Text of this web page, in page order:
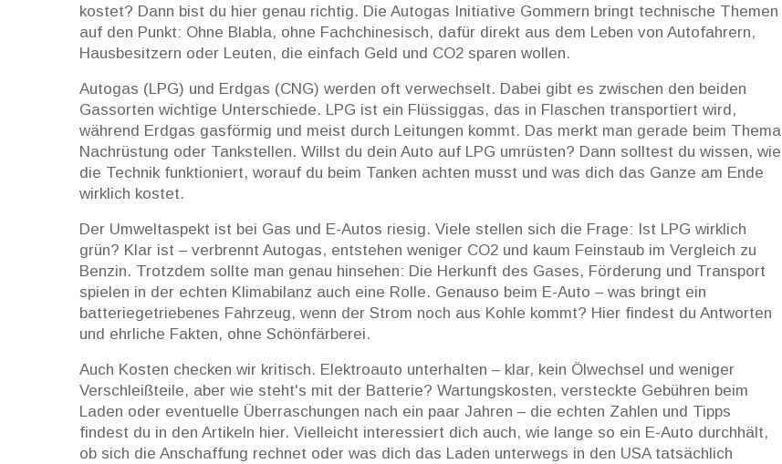
kostet? Dann bist du hier genau richtig. Die Autogas Initiative Gommern bringt technische Themen
auf den Punkt: Ohne Blabla, ohne Fachchinesisch, dafür direkt aus dem Leben von Autofahrern,
Hausbesitzern oder Leuten, die einfach Geld und CO2 sparen wollen.
Autogas (LPG) und Erdgas (CNG) werden oft verwechselt. Dabei gibt es zwischen den beiden
Gassorten wichtige Unterschiede. LPG ist ein Flüssiggas, das in Flaschen transportiert wird,
während Erdgas gasförmig und meist durch Leitungen kommt. Das merkt man gerade beim Thema
Nachrüstung oder Tankstellen. Willst du dein Auto auf LPG umrüsten? Dann solltest du wissen, wie
die Technik funktioniert, worauf du beim Tanken achten musst und was dich das Ganze am Ende
wirklich kostet.
Der Umweltaspekt ist bei Gas und E-Autos riesig. Viele stellen sich die Frage: Ist LPG wirklich
grün? Klar ist – verbrennt Autogas, entstehen weniger CO2 und kaum Feinstaub im Vergleich zu
Benzin. Trotzdem sollte man genau hinsehen: Die Herkunft des Gases, Förderung und Transport
spielen in der echten Klimabilanz auch eine Rolle. Genauso beim E-Auto – was bringt ein
batteriegetriebenes Fahrzeug, wenn der Strom noch aus Kohle kommt? Hier findest du Antworten
und ehrliche Fakten, ohne Schönfärberei.
Auch Kosten checken wir kritisch. Elektroauto unterhalten – klar, kein Ölwechsel und weniger
Verschleißteile, aber wie steht's mit der Batterie? Wartungskosten, versteckte Gebühren beim
Laden oder eventuelle Überraschungen nach ein paar Jahren – die echten Zahlen und Tipps
findest du in den Artikeln hier. Vielleicht interessiert dich auch, wie lange so ein E-Auto durchhält,
ob sich die Anschaffung rechnet oder was dich das Laden unterwegs in den USA tatsächlich